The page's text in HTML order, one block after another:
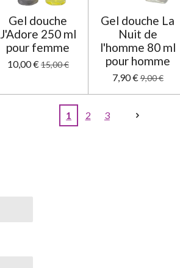
Gel douche
J'Adore 250 ml
pour femme
10,00 €15,00 €
Gel douche La
Nuit de
l'homme 80 ml
pour homme
7,90 €9,00 €
1 2 3